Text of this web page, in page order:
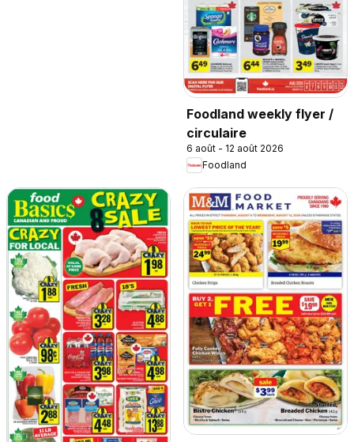
Foodland weekly flyer /
circulaire
6 août - 12 août 2026
Foodland